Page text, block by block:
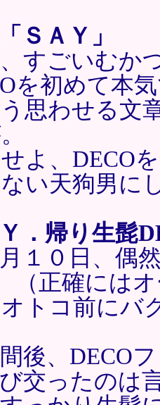
ＳＡＹ」
すごいむか
を初めて本
思わせる文
よ、DECO
い天狗男に
．帰り生髭
１０日、偶
（正確には
トコ前にバ
後、DECO
交ったのは